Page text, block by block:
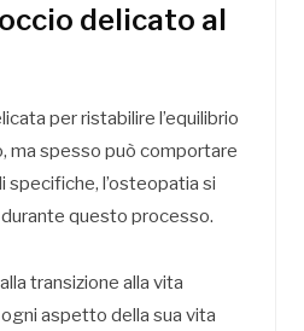
delicato al
per ristabilire l’equilibrio
ma spesso può comportare
specifiche, l’osteopatia si
questo processo.
transizione alla vita
aspetto della sua vita